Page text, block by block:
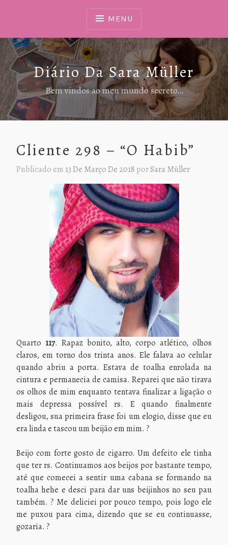
MENU
Diário Da Sara Müller
Bem vindos ao meu mundo secreto…
Cliente 298 – “O Habib”
Publicado em 13 De Março De 2018 porSara Müller
Quarto 117. Rapaz bonito, alto, corpo atlético, olhos
claros, em torno dos trinta anos. Ele falava ao celular
quando abriu a porta. Estava de toalha enrolada na
cintura e permanecia de camisa. Reparei que não tirava
os olhos de mim enquanto tentava finalizar a ligação o
mais depressa possível rs. E quando finalmente
desligou, sua primeira frase foi um elogio, disse que eu
era linda e tascou um beijão em mim. ?
Beijo com forte gosto de cigarro. Um defeito ele tinha
que ter rs. Continuamos aos beijos por bastante tempo,
até que comecei a sentir uma cabana se formando na
toalha hehe e desci para dar uns beijinhos no seu pau
também. ? Me deliciei por pouco tempo, pois logo ele
me puxou para cima, dizendo que se eu continuasse,
gozaria. ?